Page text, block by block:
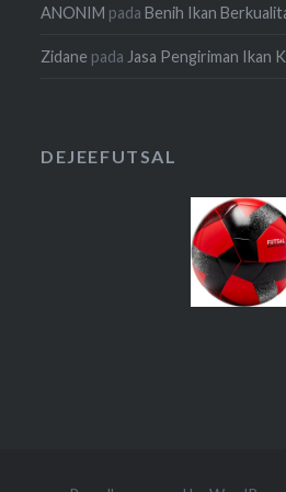
ANONIM padaBenih Ikan
Zidane padaJasa Pengiriman Ikan
DEJEEFUTSAL